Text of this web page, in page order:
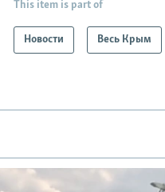
This item is part of
Новости Весь Крым